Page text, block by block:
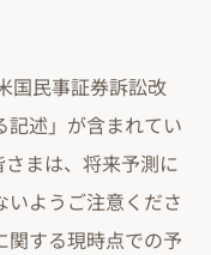
国民事証券訴訟改
記述」が含まれてい
まは、将来予測に
ようご注意くださ
関する現時点での予